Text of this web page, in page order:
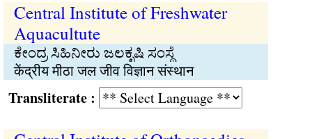
Central Institute of Freshwater
Aquacultute
ಕೇಂದ್ರ ಸಿಹಿನೀರು ಜಲಕೃಷಿ ಸಂಸ್ಥೆ
केंद्रीय मीठा जल जीव विज्ञान संस्थान
: